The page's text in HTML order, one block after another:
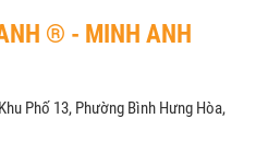
® - MINH ANH
Phố 13, Phường Bình Hưng Hòa,